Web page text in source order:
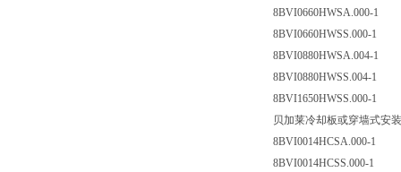
8BVI0660HWSA.000-1
8BVI0660HWSS.000-1
8BVI0880HWSA.004-1
8BVI0880HWSS.004-1
8BVI1650HWSS.000-1
贝加莱冷却板或穿墙式安装
8BVI0014HCSA.000-1
8BVI0014HCSS.000-1